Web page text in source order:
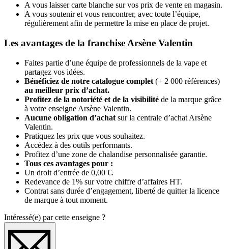
A vous laisser carte blanche sur vos prix de vente en magasin.
A vous soutenir et vous rencontrer, avec toute l’équipe,
régulièrement afin de permettre la mise en place de projet.
Les avantages de la franchise Arsène Valentin
Faites partie d’une équipe de professionnels de la vape et
partagez vos idées.
Bénéficiez de notre catalogue complet (+ 2 000 références)
au meilleur prix d’achat.
Profitez de la notoriété et de la visibilité de la marque grâce
à votre enseigne Arsène Valentin.
Aucune obligation d’achat sur la centrale d’achat Arsène
Valentin.
Pratiquez les prix que vous souhaitez.
Accédez à des outils performants.
Profitez d’une zone de chalandise personnalisée garantie.
Tous ces avantages pour :
Un droit d’entrée de 0,00 €.
Redevance de 1% sur votre chiffre d’affaires HT.
Contrat sans durée d’engagement, liberté de quitter la licence
de marque à tout moment.
Intéressé(e) par cette enseigne ?